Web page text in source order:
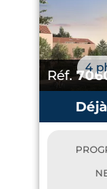
Réf.
4